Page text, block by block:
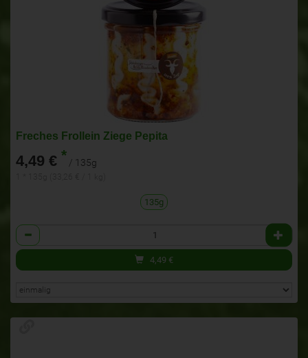
Freches Frollein Ziege Pepita
4,49 € * / 135g
135g
Anzahl
4,49 €